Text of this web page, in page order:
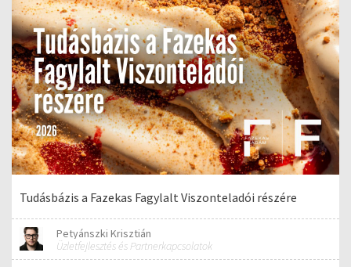
Tudásbázis a Fazekas Fagylalt Viszonteladói részére
Petyánszki Krisztián
Üzletfejlesztés és Partnerkapcsolatok